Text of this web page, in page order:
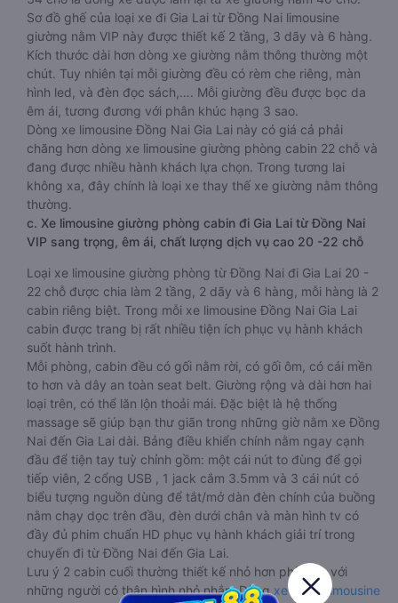
Sơ đồ ghế của loại xe đi Gia Lai từ Đồng Nai limousine
giường nằm VIP này được thiết kế 2 tầng, 3 dãy và 6 hàng.
Kích thước dài hơn dòng xe giường nằm thông thường một
chút. Tuy nhiên tại mỗi giường đều có rèm che riêng, màn
hình led, và đèn đọc sách,…. Mỗi giường đều được bọc da
êm ái, tương đương với phân khúc hạng 3 sao.
Dòng xe limousine Đồng Nai Gia Lai này có giá cả phải
chăng hơn dòng xe limousine giường phòng cabin 22 chỗ và
đang được nhiều hành khách lựa chọn. Trong tương lai
không xa, đây chính là loại xe thay thế xe giường nằm thông
thường.
c. Xe limousine giường phòng cabin đi Gia Lai từ Đồng Nai
VIP sang trọng, êm ái, chất lượng dịch vụ cao 20 -22 chỗ
Loại xe limousine giường phòng từ Đồng Nai đi Gia Lai 20 -
22 chỗ được chia làm 2 tầng, 2 dãy và 6 hàng, mỗi hàng là 2
cabin riêng biệt. Trong mỗi xe limousine Đồng Nai Gia Lai
cabin được trang bị rất nhiều tiện ích phục vụ hành khách
suốt hành trình.
Mỗi phòng, cabin đều có gối nằm rời, có gối ôm, có cái mền
to hơn và dây an toàn seat belt. Giường rộng và dài hơn hai
loại trên, có thể lăn lộn thoải mái. Đặc biệt là hệ thống
massage sẽ giúp bạn thư giãn trong những giờ nằm xe Đồng
Nai đến Gia Lai dài. Bảng điều khiển chính nằm ngay cạnh
đầu để tiện tay tuỳ chỉnh gồm: một cái nút to đùng để gọi
tiếp viên, 2 cổng USB , 1 jack cắm 3.5mm và 3 cái nút có
biểu tượng nguồn dùng để tắt/mở dàn đèn chính của buồng
nằm chạy dọc trên đầu, đèn dưới chân và màn hình tv có
đầy đủ phim chuẩn HD phục vụ hành khách giải trí trong
chuyến đi từ Đồng Nai đến Gia Lai.
Lưu ý 2 cabin cuối thường thiết kế nhỏ hơn phù hợp với
những người có thân hình nhỏ nhắn. Dòngxe cabin limousine